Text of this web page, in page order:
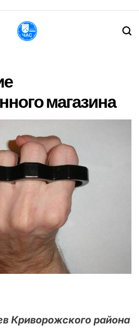
магазина
Криворожского района​